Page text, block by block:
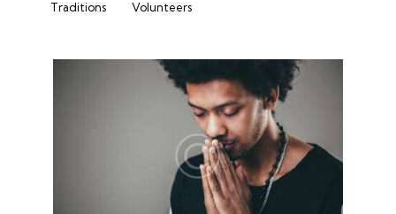
Traditions
Volunteers